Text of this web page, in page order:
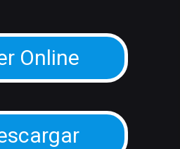
Online